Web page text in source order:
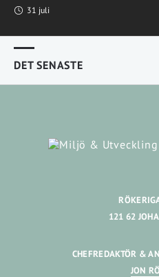
31 juli
DET SENASTE
121 62
CHEFREDAKTÖR &
JON